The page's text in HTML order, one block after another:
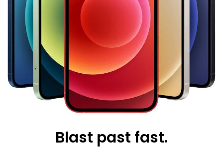
Blast past fast.